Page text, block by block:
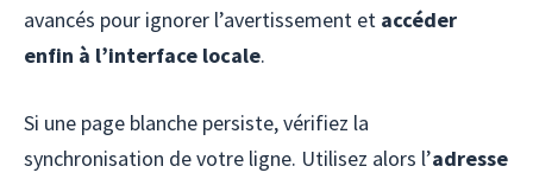
avancés pour ignorer l’avertissement et accéder
enfin à l’interface locale.
Si une page blanche persiste, vérifiez la
synchronisation de votre ligne. Utilisez alors l’adresse